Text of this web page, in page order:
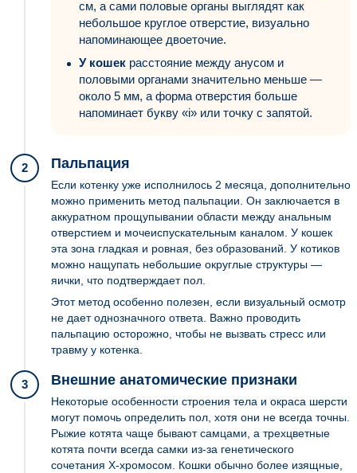
см, а сами половые органы выглядят как
небольшое круглое отверстие, визуально
напоминающее двоеточие.
У кошек расстояние между анусом и
половыми органами значительно меньше —
около 5 мм, а форма отверстия больше
напоминает букву «i» или точку с запятой.
2 Пальпация
Если котенку уже исполнилось 2 месяца, дополнительно
можно применить метод пальпации. Он заключается в
аккуратном прощупывании области между анальным
отверстием и мочеиспускательным каналом. У кошек
эта зона гладкая и ровная, без образований. У котиков
можно нащупать небольшие округлые структуры —
яички, что подтверждает пол.
Этот метод особенно полезен, если визуальный осмотр
не дает однозначного ответа. Важно проводить
пальпацию осторожно, чтобы не вызвать стресс или
травму у котенка.
3 Внешние анатомические признаки
Некоторые особенности строения тела и окраса шерсти
могут помочь определить пол, хотя они не всегда точны.
Рыжие котята чаще бывают самцами, а трехцветные
котята почти всегда самки из-за генетического
сочетания X-хромосом. Кошки обычно более изящные,